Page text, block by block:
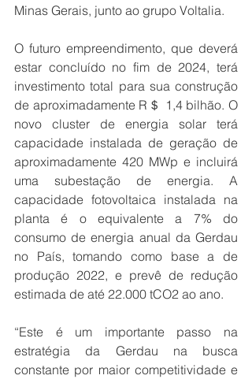
Minas Gerais, junto ao grupo Voltalia.
O futuro empreendimento, que deverá
estar concluído no fim de 2024, terá
investimento total para sua construção
de aproximadamente R＄ 1,4 bilhão. O
novo cluster de energia solar terá
capacidade instalada de geração de
aproximadamente 420 MWp e incluirá
uma subestação de energia. A
capacidade fotovoltaica instalada na
planta é o equivalente a 7% do
consumo de energia anual da Gerdau
no País, tomando como base a de
produção 2022, e prevê de redução
estimada de até 22.000 tCO2 ao ano.
“Este é um importante passo na
estratégia da Gerdau na busca
constante por maior competitividade e